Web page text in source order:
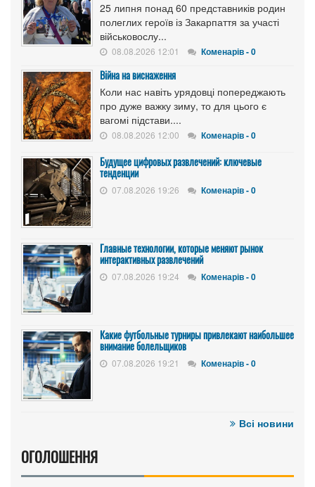
25 липня понад 60 представників родин
полеглих героїв із Закарпаття за участі
військовослу...
08.08.2026 12:01 Коменарів - 0
Війна на виснаження
Коли нас навіть урядовці попереджають
про дуже важку зиму, то для цього є
вагомі підстави....
08.08.2026 12:00 Коменарів - 0
Будущее цифровых развлечений: ключевые
тенденции
07.08.2026 19:26 Коменарів - 0
Главные технологии, которые меняют рынок
интерактивных развлечений
07.08.2026 19:24 Коменарів - 0
Какие футбольные турниры привлекают наибольшее
внимание болельщиков
07.08.2026 19:21 Коменарів - 0
Всі новини
ОГОЛОШЕННЯ